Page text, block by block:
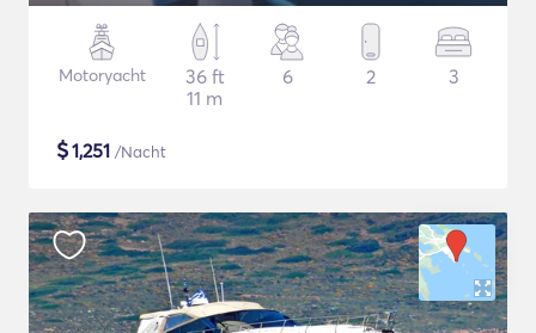
Motoryacht
36 ft
11 m
6 2 3
$1,251 /Nacht